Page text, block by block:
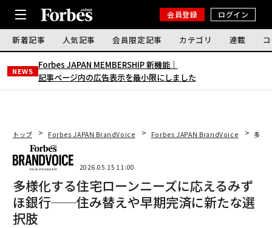
会員登録 ログイン
新着記事 人気記事 会員限定記事 カテゴリ 連載
NEWS
Forbes JAPAN MEMBERSHIP 新機能｜
記事ページ内の広告表示を最小限にしました
トップ Forbes JAPAN BrandVoice Forbes JAPAN BrandVoice 多様
2026.05.15 11:00
多様化する住宅ローンニーズに応えるみず
ほ銀行──住み替えや早期完済に新たな選
択肢